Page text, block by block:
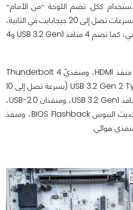
ككل. تضم اللوحة -من الأمام-
منفذي USB 3.2 Type-C بسرعات تصل إلى 20 جيجابايت في الثانية،
أي ضِعف سرعة الجيل الماضي، كما تضم 4 منافذ USB 3.2 Gen1 و4
أما المنافذ الخلفية فتشمل: منفذ HDMI، ومنفذيّ Thunderbolt 4
Type-C، ومنفذان USB 3.2 Gen 2 Type-A (بسرعة تصل إلى 10
جيجابايت في الثانية)، و4 منافذ USB 3.2 Gen1، ومنفذان USB-2.0،
ومنفذ LAN RJ-45، وزر تحديث البيوس BIOS Flashback، ومنفذ
هوائي.